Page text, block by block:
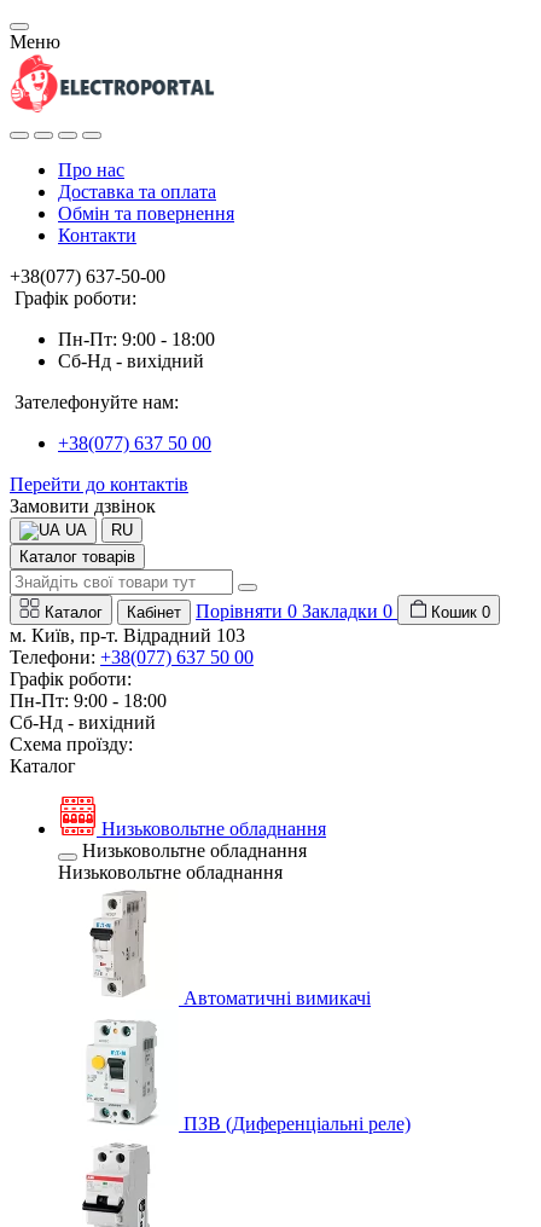
Меню
Про нас
Доставка та оплата
Обмін та повернення
Контакти
+38(077) 637-50-00
Графік роботи:
Пн-Пт: 9:00 - 18:00
Сб-Нд - вихідний
Зателефонуйте нам:
+38(077) 637 50 00
Перейти до контактів
Замовити дзвінок
UA
RU
Каталог товарів
Каталог Кабінет Порівняти 0 Закладки 0 Кошик 0
м. Київ, пр-т. Відрадний 103
Телефони: +38(077) 637 50 00
Графік роботи:
Пн-Пт: 9:00 - 18:00
Сб-Нд - вихідний
Схема проїзду:
Каталог
Низьковольтне обладнання
Низьковольтне обладнання
Низьковольтне обладнання
Автоматичні вимикачі
ПЗВ (Диференціальні реле)